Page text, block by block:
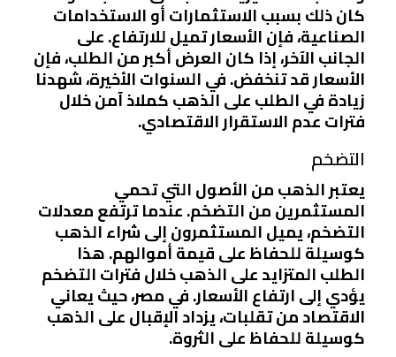
كان ذلك بسبب الاستثمارات أو الاستخدامات
الصناعية، فإن الأسعار تميل للارتفاع. على
الجانب الآخر، إذا كان العرض أكبر من الطلب، فإن
الأسعار قد تنخفض. في السنوات الأخيرة، شهدنا
زيادة في الطلب على الذهب كملاذ آمن خلال
فترات عدم الاستقرار الاقتصادي.
التضخم
يعتبر الذهب من الأصول التي تحمي
المستثمرين من التضخم. عندما ترتفع معدلات
التضخم، يميل المستثمرون إلى شراء الذهب
كوسيلة للحفاظ على قيمة أموالهم. هذا
الطلب المتزايد على الذهب خلال فترات التضخم
يؤدي إلى ارتفاع الأسعار. في مصر، حيث يعاني
الاقتصاد من تقلبات، يزداد الإقبال على الذهب
كوسيلة للحفاظ على الثروة.